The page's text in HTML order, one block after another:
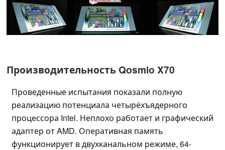
Производительность Qosmio X70
Проведенные испытания показали полную
реализацию потенциала четырёхъядерного
процессора Intel. Неплохо работает и графический
адаптер от AMD. Оперативная память
функционирует в двухканальном режиме, 64-